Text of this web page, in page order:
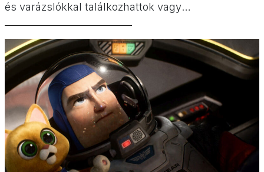
és varázslókkal találkozhattok vagy
programokra érdemes minél előbb beszerezni a
jegyeket, mert hamar fogynak!